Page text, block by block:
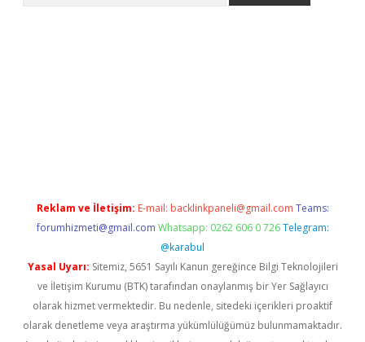
Reklam ve İletişim: E-mail: backlinkpaneli@gmail.com Teams:
forumhizmeti@gmail.com Whatsapp: 0262 606 0 726 Telegram:
@karabul
Yasal Uyarı: Sitemiz, 5651 Sayılı Kanun gereğince Bilgi Teknolojileri
ve İletişim Kurumu (BTK) tarafından onaylanmış bir Yer Sağlayıcı
olarak hizmet vermektedir. Bu nedenle, sitedeki içerikleri proaktif
olarak denetleme veya araştırma yükümlülüğümüz bulunmamaktadır.